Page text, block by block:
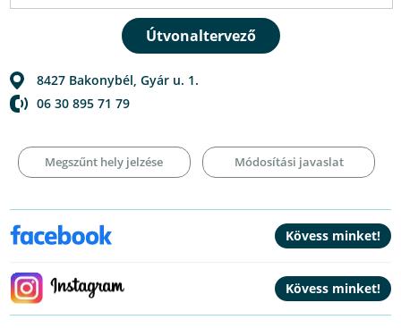
8427 Bakonybél ,Gyár u. 1.
06 30 895 71 79
Megszűnt hely jelzése Módosítási javaslat